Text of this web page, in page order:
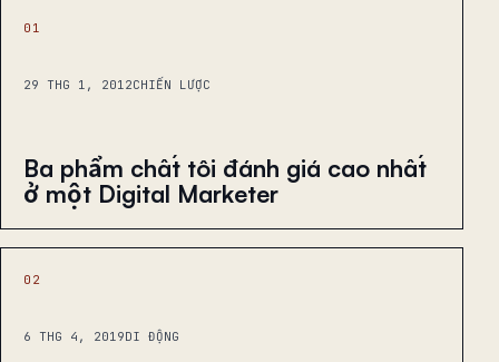
01
29 THG 1, 2012CHIẾN LƯỢC
Ba phẩm chất tôi đánh giá cao nhất
ở một Digital Marketer
02
6 THG 4, 2019DI ĐỘNG